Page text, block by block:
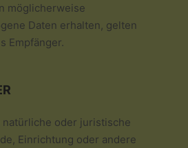
möglicherweise
Daten erhalten, gelten
Empfänger.
oder juristische
Einrichtung oder andere